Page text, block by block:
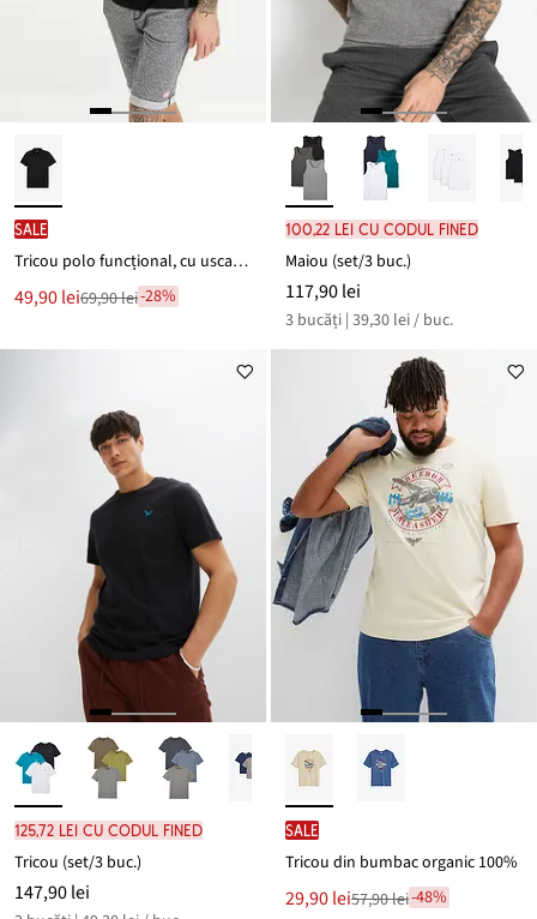
SALE
Tricou polo funcțional, cu uscare rapidă
Noul
preț
49,90 lei
Reducere
preț
69,90 lei-28%
100,22 lei cu codul FINED
Maiou (set/3 buc.)
117,90 lei
3 bucăți | 39,30 lei / buc.
125,72 lei cu codul FINED
Tricou (set/3 buc.)
147,90 lei
SALE
Tricou din bumbac organic 100%
Noul
29,90 lei
Reducere57,90 lei-48%